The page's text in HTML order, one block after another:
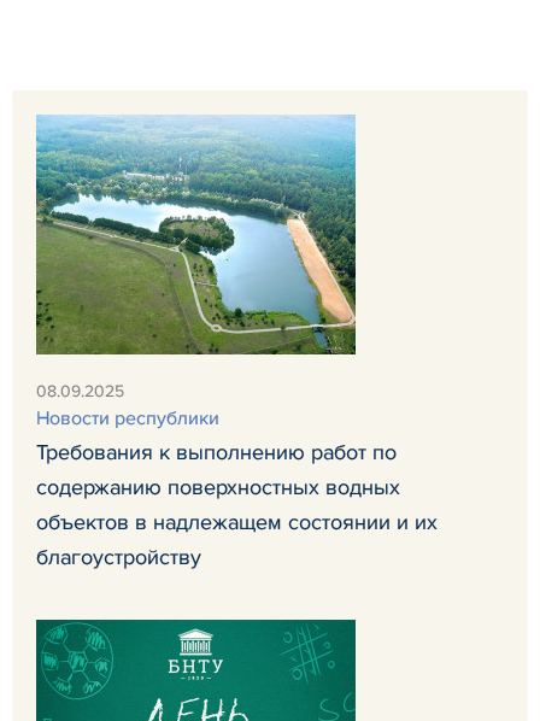
08.09.2025
Новости республики
Требования к выполнению работ по
содержанию поверхностных водных
объектов в надлежащем состоянии и их
благоустройству